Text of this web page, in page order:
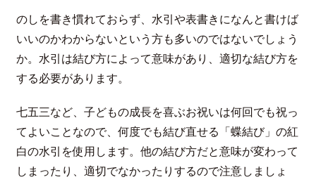
のしを書き慣れておらず、水引や表書きになんと書けば
いいのかわからないという方も多いのではないでしょう
か。水引は結び方によって意味があり、適切な結び方を
する必要があります。
七五三など、子どもの成長を喜ぶお祝いは何回でも祝っ
てよいことなので、何度でも結び直せる「蝶結び」の紅
白の水引を使用します。他の結び方だと意味が変わって
しまったり、適切でなかったりするので注意しましょ